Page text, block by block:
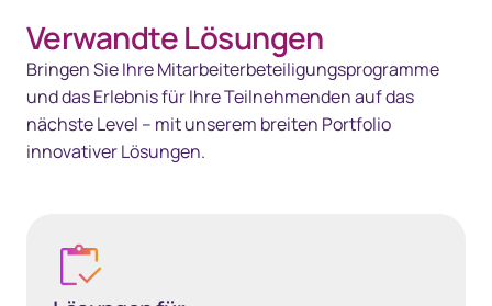
Verwandte Lösungen
Bringen Sie Ihre Mitarbeiterbeteiligungsprogramme
und das Erlebnis für Ihre Teilnehmenden auf das
nächste Level – mit unserem breiten Portfolio
innovativer Lösungen.